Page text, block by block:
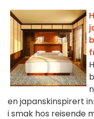
en japanskinspirert
i smak hos reisende